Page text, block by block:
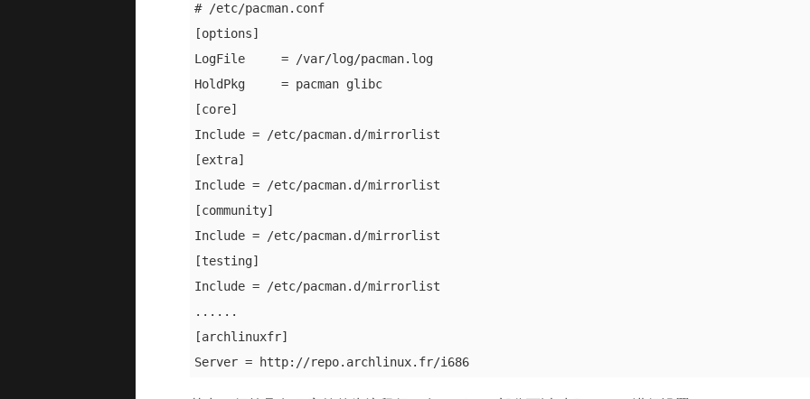
# /etc/pacman.conf
[options]
LogFile     = /var/log/pacman.log
HoldPkg     = pacman glibc
[core]
Include = /etc/pacman.d/mirrorlist
[extra]
Include = /etc/pacman.d/mirrorlist
[community]
Include = /etc/pacman.d/mirrorlist
[testing]
Include = /etc/pacman.d/mirrorlist
......
[archlinuxfr]